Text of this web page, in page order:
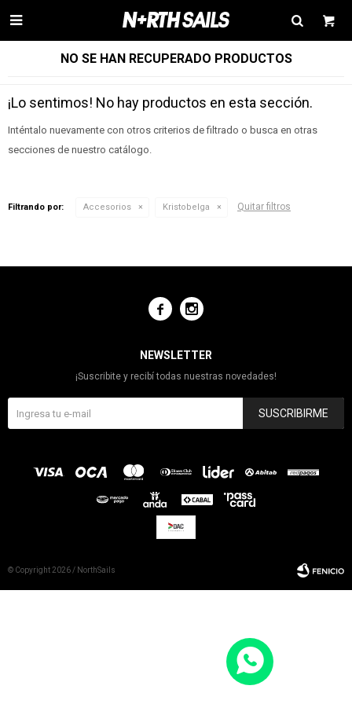

NO SE HAN RECUPERADO PRODUCTOS
¡Lo sentimos! No hay productos en esta sección.
Inténtalo nuevamente con otros criterios de filtrado o busca en otras
secciones de nuestro catálogo.
Filtrando por: Accesorios Kristobelga Quitar filtros
 
NEWSLETTER
¡Suscribite y recibí todas nuestras novedades!
SUSCRIBIRME
© Copyright 2026 / NorthSails